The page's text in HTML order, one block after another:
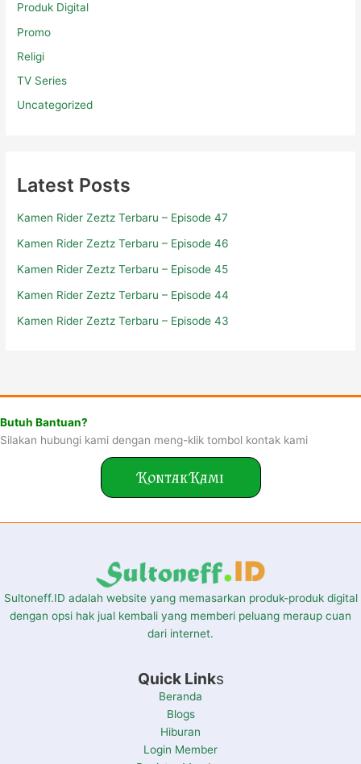
Produk Digital
Promo
Religi
TV Series
Uncategorized
Latest Posts
Kamen Rider Zeztz Terbaru – Episode 47
Kamen Rider Zeztz Terbaru – Episode 46
Kamen Rider Zeztz Terbaru – Episode 45
Kamen Rider Zeztz Terbaru – Episode 44
Kamen Rider Zeztz Terbaru – Episode 43
Butuh Bantuan?
Silakan hubungi kami dengan meng-klik tombol kontak kami
Kontak Kami
Sultoneff.ID adalah website yang memasarkan produk-produk digital
dengan opsi hak jual kembali yang memberi peluang meraup cuan
dari internet.
Quick Links
Beranda
Blogs
Hiburan
Login Member